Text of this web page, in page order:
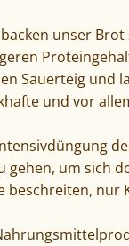
unser
Sauerteig und
und vor
gehen, um sich
beschreiten, nur